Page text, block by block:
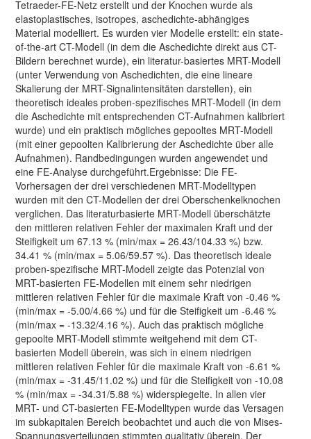
Tetraeder-FE-Netz erstellt und der Knochen wurde als
elastoplastisches, isotropes, aschedichte-abhängiges
Material modelliert. Es wurden vier Modelle erstellt: ein state-
of-the-art CT-Modell (in dem die Aschedichte direkt aus CT-
Bildern berechnet wurde), ein literatur-basiertes MRT-Modell
(unter Verwendung von Aschedichten, die eine lineare
Skalierung der MRT-Signalintensitäten darstellen), ein
theoretisch ideales proben-spezifisches MRT-Modell (in dem
die Aschedichte mit entsprechenden CT-Aufnahmen kalibriert
wurde) und ein praktisch mögliches gepooltes MRT-Modell
(mit einer gepoolten Kalibrierung der Aschedichte über alle
Aufnahmen). Randbedingungen wurden angewendet und
eine FE-Analyse durchgeführt.Ergebnisse: Die FE-
Vorhersagen der drei verschiedenen MRT-Modelltypen
wurden mit den CT-Modellen der drei Oberschenkelknochen
verglichen. Das literaturbasierte MRT-Modell überschätzte
den mittleren relativen Fehler der maximalen Kraft und der
Steifigkeit um 67.13 % (min/max = 26.43/104.33 %) bzw.
34.41 % (min/max = 5.06/59.57 %). Das theoretisch ideale
proben-spezifische MRT-Modell zeigte das Potenzial von
MRT-basierten FE-Modellen mit einem sehr niedrigen
mittleren relativen Fehler für die maximale Kraft von -0.46 %
(min/max = -5.00/4.66 %) und für die Steifigkeit um -6.46 %
(min/max = -13.32/4.16 %). Auch das praktisch mögliche
gepoolte MRT-Modell stimmte weitgehend mit dem CT-
basierten Modell überein, was sich in einem niedrigen
mittleren relativen Fehler für die maximale Kraft von -6.61 %
(min/max = -31.45/11.02 %) und für die Steifigkeit von -10.08
% (min/max = -34.31/5.88 %) widerspiegelte. In allen vier
MRT- und CT-basierten FE-Modelltypen wurde das Versagen
im subkapitalen Bereich beobachtet und auch die von Mises-
Spannungsverteilungen stimmten qualitativ überein. Der